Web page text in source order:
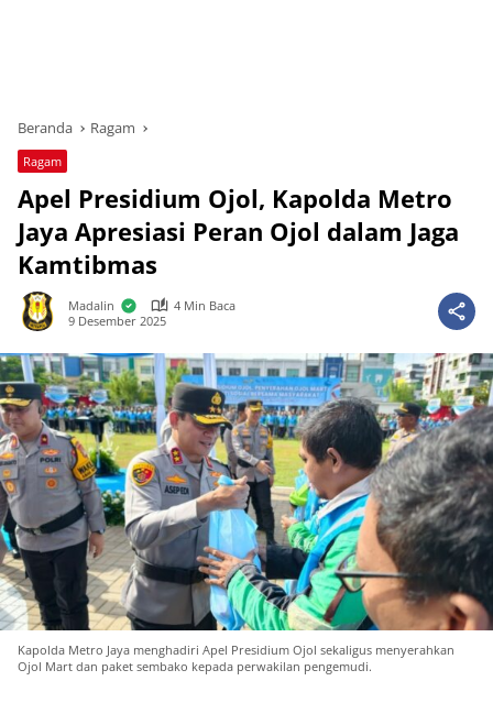
Beranda Ragam
Ragam
Apel Presidium Ojol, Kapolda Metro
Jaya Apresiasi Peran Ojol dalam Jaga
Kamtibmas
Madalin
4 Min Baca
9 Desember 2025
Kapolda Metro Jaya menghadiri Apel Presidium Ojol sekaligus menyerahkan
Ojol Mart dan paket sembako kepada perwakilan pengemudi.